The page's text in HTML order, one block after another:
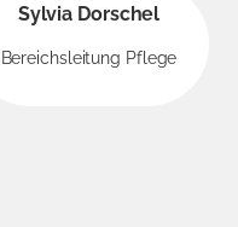
Sylvia Dorschel
Bereichsleitung Pflege